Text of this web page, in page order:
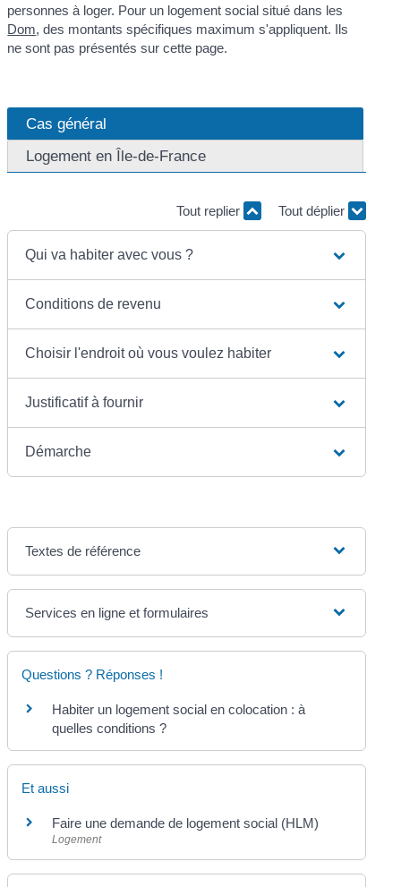
personnes à loger. Pour un logement social situé dans les
Dom, des montants spécifiques maximum s'appliquent. Ils
ne sont pas présentés sur cette page.
Cas général
Logement en Île-de-France
Tout replier Tout déplier
Qui va habiter avec vous ?
Conditions de revenu
Choisir l'endroit où vous voulez habiter
Justificatif à fournir
Démarche
Textes de référence
Services en ligne et formulaires
Questions ? Réponses !
Habiter un logement social en colocation : à
quelles conditions ?
Et aussi
Faire une demande de logement social (HLM)
Logement